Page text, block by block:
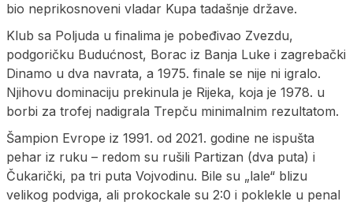
bio neprikosnoveni vladar Kupa tadašnje države.
Klub sa Poljuda u finalima je pobeđivao Zvezdu,
podgoričku Budućnost, Borac iz Banja Luke i zagrebački
Dinamo u dva navrata, a 1975. finale se nije ni igralo.
Njihovu dominaciju prekinula je Rijeka, koja je 1978. u
borbi za trofej nadigrala Trepču minimalnim rezultatom.
Šampion Evrope iz 1991. od 2021. godine ne ispušta
pehar iz ruku – redom su rušili Partizan (dva puta) i
Čukarički, pa tri puta Vojvodinu. Bile su „lale“ blizu
velikog podviga, ali prokockale su 2:0 i poklekle u penal